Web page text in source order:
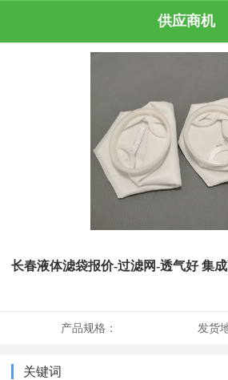
供应商机
长春液体滤袋报价-过滤网-透气好 集
产品规格： 发货
关键词